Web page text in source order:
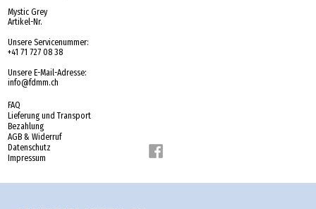
Mystic Grey
Artikel-Nr.
Unsere Servicenummer:
+41 71 727 08 38
Unsere E-Mail-Adresse:
info@fdmm.ch
FAQ
Lieferung und Transport
Bezahlung
AGB & Widerruf
Datenschutz
Impressum